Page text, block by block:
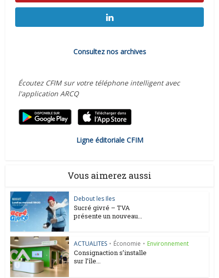
Consultez nos archives
Écoutez CFIM sur votre téléphone intelligent avec
l'application ARCQ
Ligne éditoriale CFIM
Vous aimerez aussi
Debout les Iles
Sucré givré – TVA
présente un nouveau...
ACTUALITES • Économie • Environnement
Consignaction s’installe
sur l’île...